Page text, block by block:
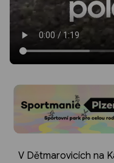
V Dětmarovicích na